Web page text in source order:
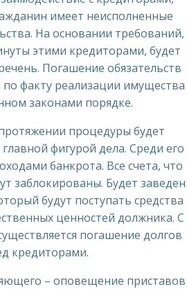
имеет неисполненные
На основании требований,
этими кредиторами, будет
Погашение обязательств
по факту реализации имущества
законами порядке.
процедуры будет
фигурой дела. Среди его
банкрота. Все счета, что
заблокированы. Будет заведен
будут поступать средства
ценностей должника. С
погашение долгов
кредиторами.
– оповещение приставов